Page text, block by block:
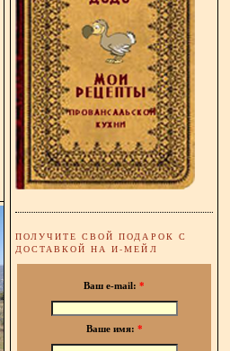
ПОЛУЧИТЕ СВОЙ ПОДАРОК С
ДОСТАВКОЙ НА И-МЕЙЛ
Ваш e-mail: *
Ваше имя: *